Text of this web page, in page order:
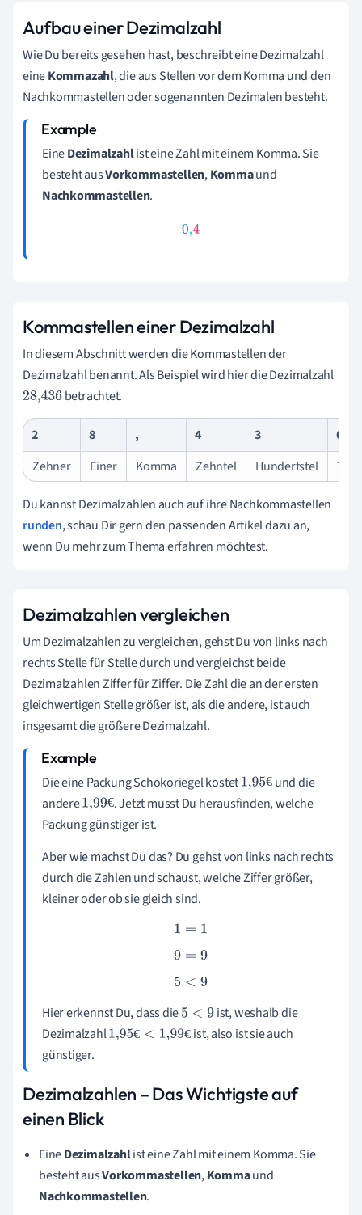
Aufbau einer Dezimalzahl
Wie Du bereits gesehen hast, beschreibt eine Dezimalzahl
eineKommazahl, die aus Stellen vor dem Komma und den
Nachkommastellen oder sogenannten Dezimalen besteht.
EineDezimalzahlist eine Zahl mit einem Komma. Sie
besteht ausVorkommastellen,Kommaund
Nachkommastellen.
0,4
Kommastellen einer Dezimalzahl
In diesem Abschnitt werden die Kommastellen der
Dezimalzahl benannt. Als Beispiel wird hier die Dezimalzahl
28,436 betrachtet.
2 8 , 4 3
6
Zehner
Einer Komma Zehntel Hundertstel
Du kannst Dezimalzahlen auch auf ihre Nachkommastellen
runden, schau Dir gern den passenden Artikel dazu an,
wenn Du mehr zum Thema erfahren möchtest.
Dezimalzahlen vergleichen
Um Dezimalzahlen zu vergleichen, gehst Du von links nach
rechts Stelle für Stelle durch und vergleichst beide
Dezimalzahlen Ziffer für Ziffer. Die Zahl die an der ersten
gleichwertigen Stelle größer ist, als die andere, ist auch
insgesamt die größere Dezimalzahl.
Die eine Packung Schokoriegel kostet €
1,95€ und die
andere
€
1,99€. Jetzt musst Du herausfinden, welche
Packung günstiger ist.
Aber wie machst Du das? Du gehst von links nach rechts
durch die Zahlen und schaust, welche Ziffer größer,
kleiner oder ob sie gleich sind.
=1 9=9 5<
Hier erkennst Du, dass die5<9
ist, weshalb die
Dezimalzahl
€ €
1,95€< 1,99€
ist, also ist sie auch
günstiger.
Dezimalzahlen – Das Wichtigste auf
einen Blick
EineDezimalzahlist eine Zahl mit einem Komma. Sie
besteht ausVorkommastellen,Kommaund
Nachkommastellen.